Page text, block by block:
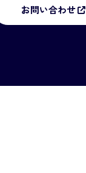
お問い合わせ